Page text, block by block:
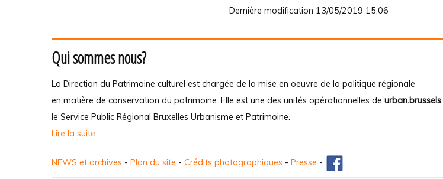
Dernière modification 13/05/2019 15:06
Qui sommes nous?
La Direction du Patrimoine culturel est chargée de la mise en oeuvre de la politique régionale
en matière de conservation du patrimoine. Elle est une des unités opérationnelles de urban.brussels,
le Service Public Régional Bruxelles Urbanisme et Patrimoine.
Lire la suite...
NEWS et archives - Plan du site - Crédits photographiques - Presse -